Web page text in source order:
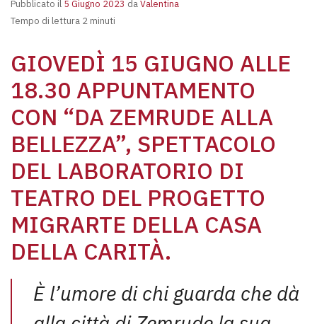
Pubblicato il 5 Giugno 2023 daValentina
Tempo di lettura 2 minuti
GIOVEDÌ 15 GIUGNO ALLE
18.30 APPUNTAMENTO
CON “DA ZEMRUDE ALLA
BELLEZZA”, SPETTACOLO
DEL LABORATORIO DI
TEATRO DEL PROGETTO
MIGRARTE DELLA CASA
DELLA CARITÀ.
È l’umore di chi guarda che dà